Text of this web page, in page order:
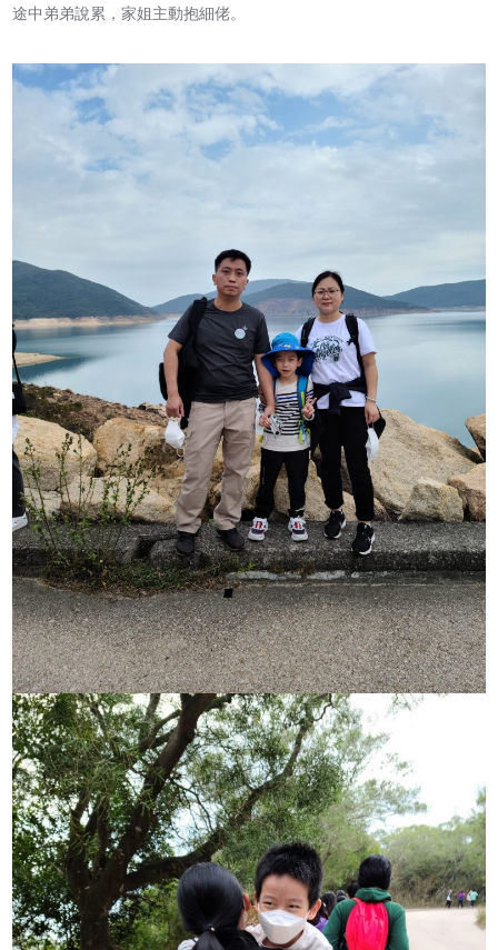
途中弟弟說累，家姐主動抱細佬。